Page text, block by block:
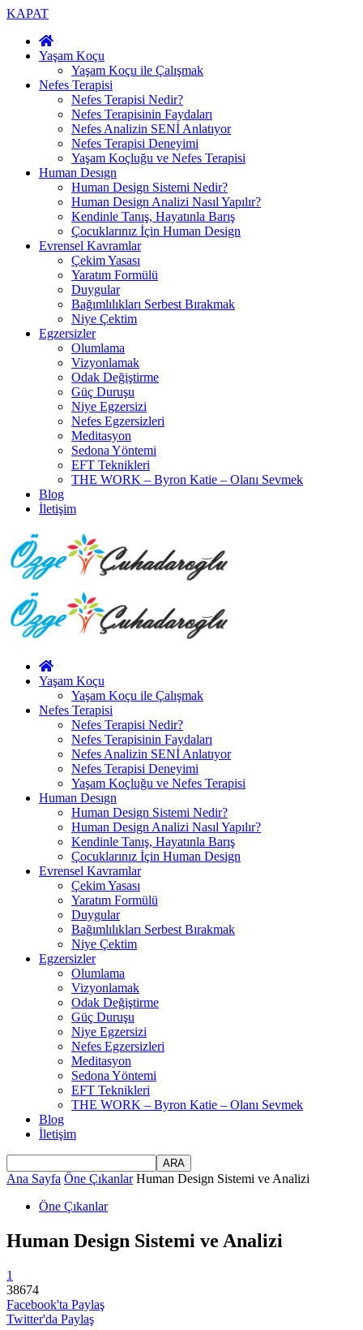
KAPAT
Yaşam Koçu
Yaşam Koçu ile Çalışmak
Nefes Terapisi
Nefes Terapisi Nedir?
Nefes Terapisinin Faydaları
Nefes Analizin SENİ Anlatıyor
Nefes Terapisi Deneyimi
Yaşam Koçluğu ve Nefes Terapisi
Human Desıgn
Human Design Sistemi Nedir?
Human Design Analizi Nasıl Yapılır?
Kendinle Tanış, Hayatınla Barış
Çocuklarınız İçin Human Design
Evrensel Kavramlar
Çekim Yasası
Yaratım Formülü
Duygular
Bağımlılıkları Serbest Bırakmak
Niye Çektim
Egzersizler
Olumlama
Vizyonlamak
Odak Değiştirme
Güç Duruşu
Niye Egzersizi
Nefes Egzersizleri
Meditasyon
Sedona Yöntemi
EFT Teknikleri
THE WORK – Byron Katie – Olanı Sevmek
Blog
İletişim
Yaşam Koçu
Yaşam Koçu ile Çalışmak
Nefes Terapisi
Nefes Terapisi Nedir?
Nefes Terapisinin Faydaları
Nefes Analizin SENİ Anlatıyor
Nefes Terapisi Deneyimi
Yaşam Koçluğu ve Nefes Terapisi
Human Desıgn
Human Design Sistemi Nedir?
Human Design Analizi Nasıl Yapılır?
Kendinle Tanış, Hayatınla Barış
Çocuklarınız İçin Human Design
Evrensel Kavramlar
Çekim Yasası
Yaratım Formülü
Duygular
Bağımlılıkları Serbest Bırakmak
Niye Çektim
Egzersizler
Olumlama
Vizyonlamak
Odak Değiştirme
Güç Duruşu
Niye Egzersizi
Nefes Egzersizleri
Meditasyon
Sedona Yöntemi
EFT Teknikleri
THE WORK – Byron Katie – Olanı Sevmek
Blog
İletişim
Ana Sayfa Öne Çıkanlar Human Design Sistemi ve Analizi
Öne Çıkanlar
Human Design Sistemi ve Analizi
1
38674
Facebook'ta Paylaş
Twitter'da Paylaş